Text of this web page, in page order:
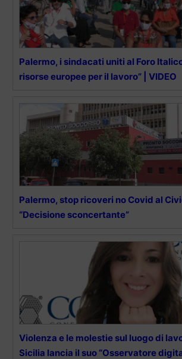
Palermo, i sindacati uniti al Foro
risorse europee per il lavoro” | VIDEO
Palermo, stop ricoveri no Covid al
“Decisione sconcertante”
Violenza e le molestie sul luogo di
Sicilia lancia il suo “Osservatore